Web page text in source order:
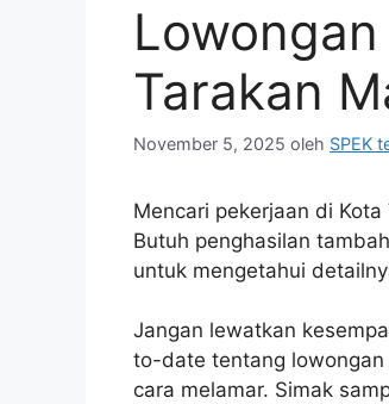
Tarakan
November 5, 2025 oleh SPEK
Mencari pekerjaan di
Butuh penghasilan
untuk mengetahui
Jangan lewatkan
to-date tentang lowongan
cara melamar. Simak